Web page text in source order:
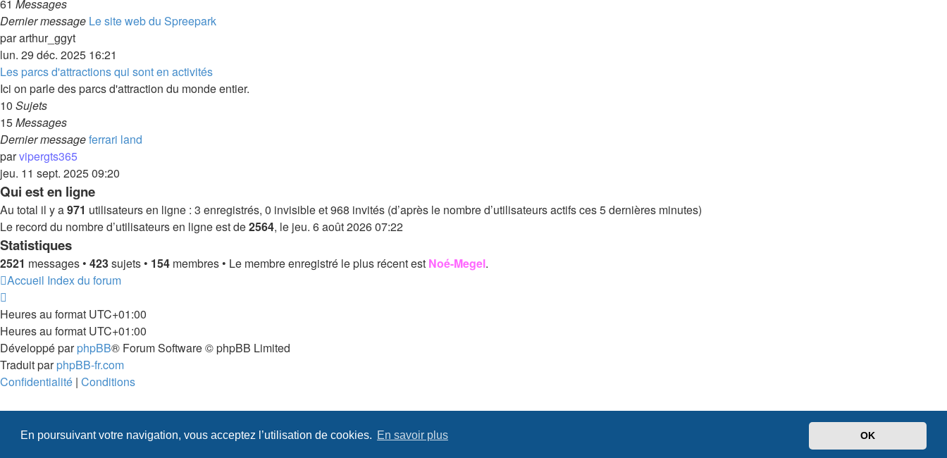
En poursuivant votre navigation, vous acceptez l’utilisation de cookies. En savoir plus OK
61 Messages
Dernier message Le site web du Spreepark
pararthur_ggyt
lun. 29 déc. 2025 16:21
Les parcs d'attractions qui sont en activités
Ici on parle des parcs d'attraction du monde entier.
10 Sujets
15Messages
Dernier messageferrari land
parvipergts365
jeu. 11 sept. 2025 09:20
Qui est en ligne
Au total il y a971 utilisateurs en ligne : 3 enregistrés, 0 invisible et 968 invités (d’après le nombre d’utilisateurs actifs ces 5 dernières minutes)
Le record du nombre d’utilisateurs en ligne est de2564, le jeu. 6 août 2026 07:22
Statistiques
2521 messages • 423sujets • 154 membres • Le membre enregistré le plus récent est Noé-Megel.
Accueil Index du forum
Heures au format UTC+01:00
Heures au format UTC+01:00
Développé parphpBB® Forum Software © phpBB Limited
Traduit parphpBB-fr.com
Confidentialité | Conditions